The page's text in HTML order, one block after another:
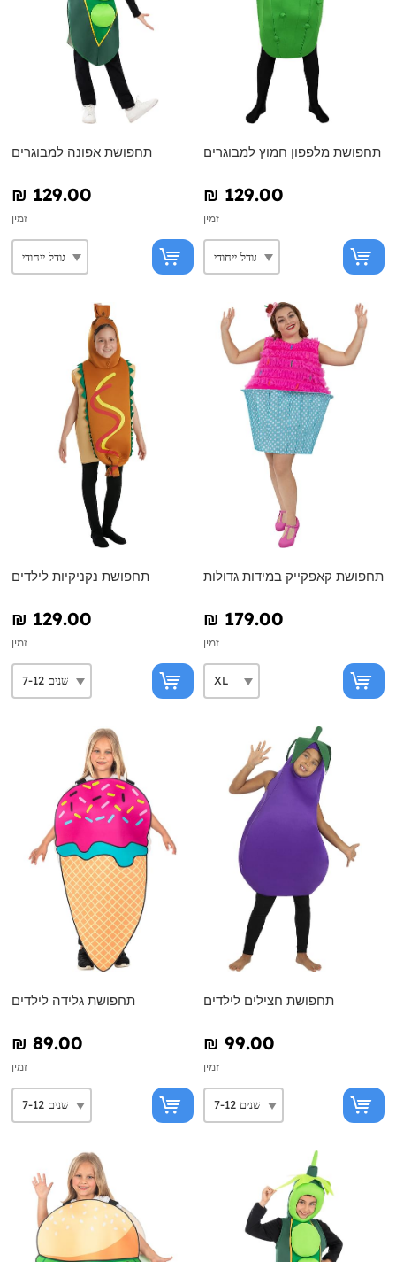
תחפושת אפונה למבוגרים
₪‎ 129.00
זמין
תחפושת מלפפון חמוץ למבוגרים
₪‎ 129.00
זמין
תחפושת נקניקיות לילדים
₪‎ 129.00
זמין
תחפושת קאפקייק במידות גדולות
₪‎ 179.00
זמין
תחפושת גלידה לילדים
₪‎ 89.00
זמין
תחפושת חצילים לילדים
₪‎ 99.00
זמין